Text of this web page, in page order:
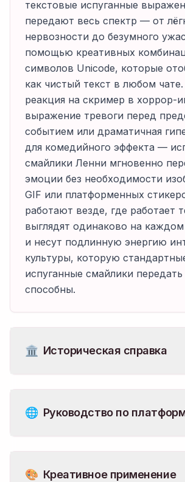
текстовые испуганные
передают весь спектр — от
нервозности до безумного
помощью креативных
символов Unicode, которые
как чистый текст в любом
реакция на скример в хоррор-
выражение тревоги перед
событием или драматичная
для комедийного эффекта —
смайлики Ленни мгновенно
эмоции без необходимости
GIF или платформенных
работают везде, где работает
выглядят одинаково на каждом
и несут подлинную энергию
культуры, которую
испуганные смайлики передать
способны.
🏛️ Историческая справка
🌐 Руководство по
🎨 Креативное применение